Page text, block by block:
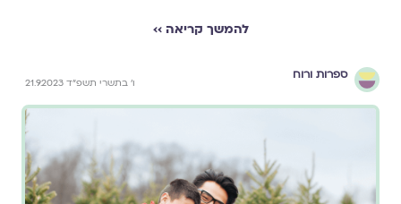
להמשך קריאה ››
ספרות ורוח
ו׳ בתשרי תשפ״ד 21.9.2023